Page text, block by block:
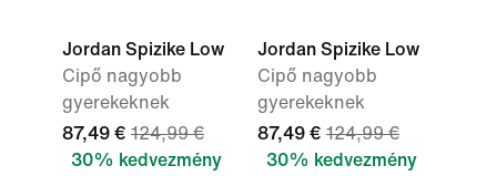
Jordan Spizike Low
Cipő nagyobb
gyerekeknek
87,49 € 124,99 €
30% kedvezmény
Jordan Spizike Low
Cipő nagyobb
gyerekeknek
87,49 € 124,99 €
30% kedvezmény